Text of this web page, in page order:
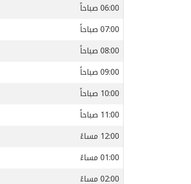
06:00 صباحاً
07:00 صباحاً
08:00 صباحاً
09:00 صباحاً
10:00 صباحاً
11:00 صباحاً
12:00 مساءً
01:00 مساءً
02:00 مساءً